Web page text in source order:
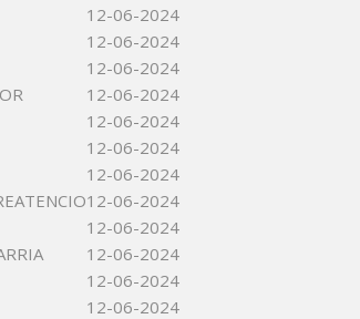
12-06-2024
12-06-2024
12-06-2024
12-06-2024
12-06-2024
12-06-2024
12-06-2024
12-06-2024
12-06-2024
12-06-2024
12-06-2024
12-06-2024